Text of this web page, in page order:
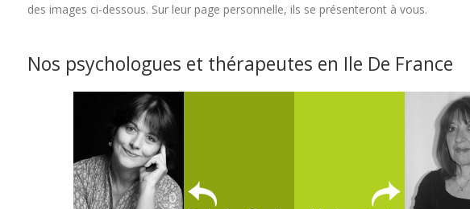
des images ci-dessous. Sur leur page personnelle, ils se présenteront à vous.
Nos psychologues et thérapeutes en Ile De France